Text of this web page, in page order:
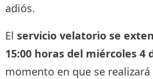
adiós.
El servicio velatorio se
15:00 horas del miércoles 4
momento en que se